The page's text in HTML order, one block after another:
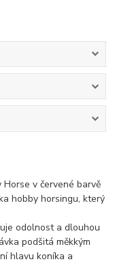
v červené barvě
hobby horsingu, který
odolnost a dlouhou
podšitá měkkým
hlavu koníka a